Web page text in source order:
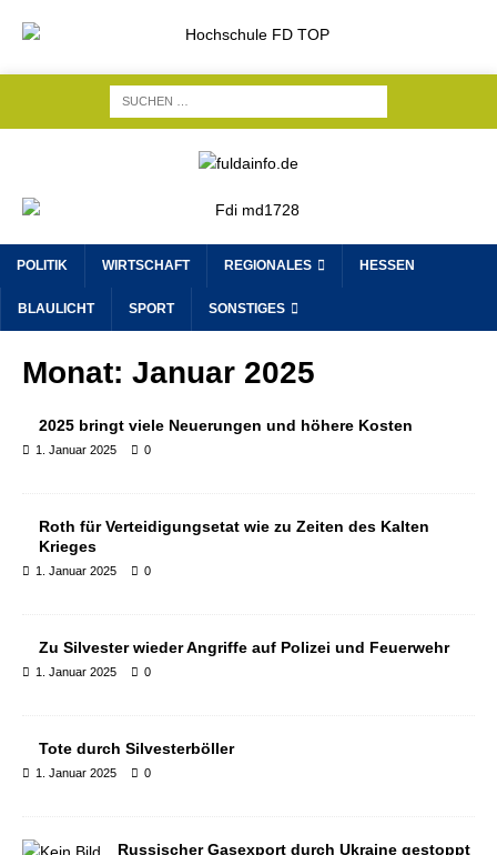
POLITIK WIRTSCHAFT REGIONALES HESSEN
BLAULICHT SPORT SONSTIGES
Monat: Januar 2025
2025 bringt viele Neuerungen und höhere Kosten
1. Januar 2025 0
Roth für Verteidigungsetat wie zu Zeiten des Kalten
Krieges
1. Januar 2025 0
Zu Silvester wieder Angriffe auf Polizei und Feuerwehr
1. Januar 2025 0
Tote durch Silvesterböller
1. Januar 2025 0
Russischer Gasexport durch Ukraine gestoppt